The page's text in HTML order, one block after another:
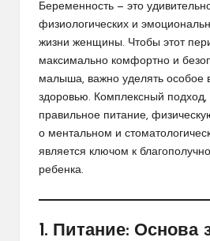
Беременность — это
физиологических и
жизни женщины. Чтобы этот
максимально комфортно и
малыша, важно уделять особое
здоровью. Комплексный
правильное питание,
о ментальном и
является ключом к
ребенка.
1. Питание: Основа